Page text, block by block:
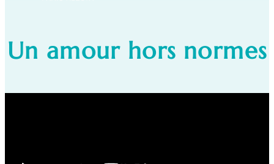
Un amour hors normes